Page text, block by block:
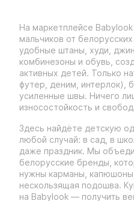
На маркетплейсе
мальчиков от
удобные штаны, худи,
комбинезоны и обувь,
активных детей. Только
футер, деним, интерлок),
усиленные швы. Ничего
износостойкость и
Здесь найдёте детскую
любой случай: в сад, в
даже праздник. Мы
белорусские бренды,
нужны карманы,
нескользящая подошва.
на Babylook — получить